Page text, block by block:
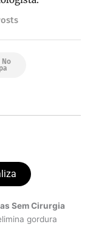
No
Sem Cirurgia
gordura